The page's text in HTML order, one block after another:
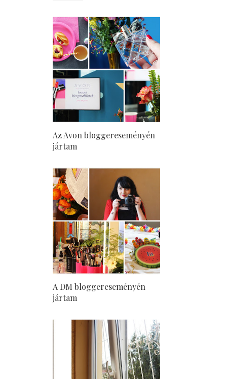
Az Avon bloggereseményén
jártam
A DM bloggereseményén
jártam